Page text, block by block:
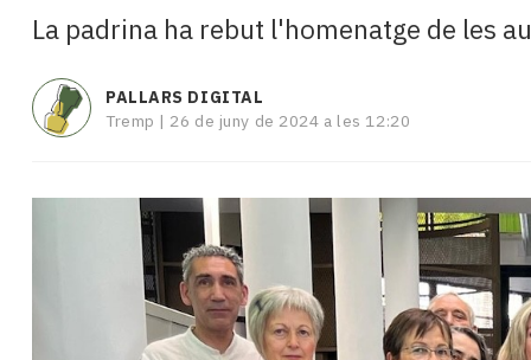
i
El
temps
Enquestes
La padrina ha rebut l'homenatge de les
PALLARS DIGITAL
Tremp | 26 de juny de 2024 a les 12:20